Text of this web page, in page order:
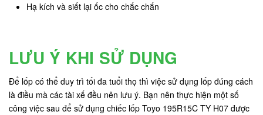
Hạ kích và siết lại ốc cho chắc chắn
LƯU Ý KHI SỬ DỤNG
Để lốp có thể duy trì tối đa tuổi thọ thì việc sử dụng lốp đúng cách
là điều mà các tài xế đều nên lưu ý. Bạn nên thực hiện một số
công việc sau để sử dụng chiếc lốp Toyo 195R15C TY H07 được